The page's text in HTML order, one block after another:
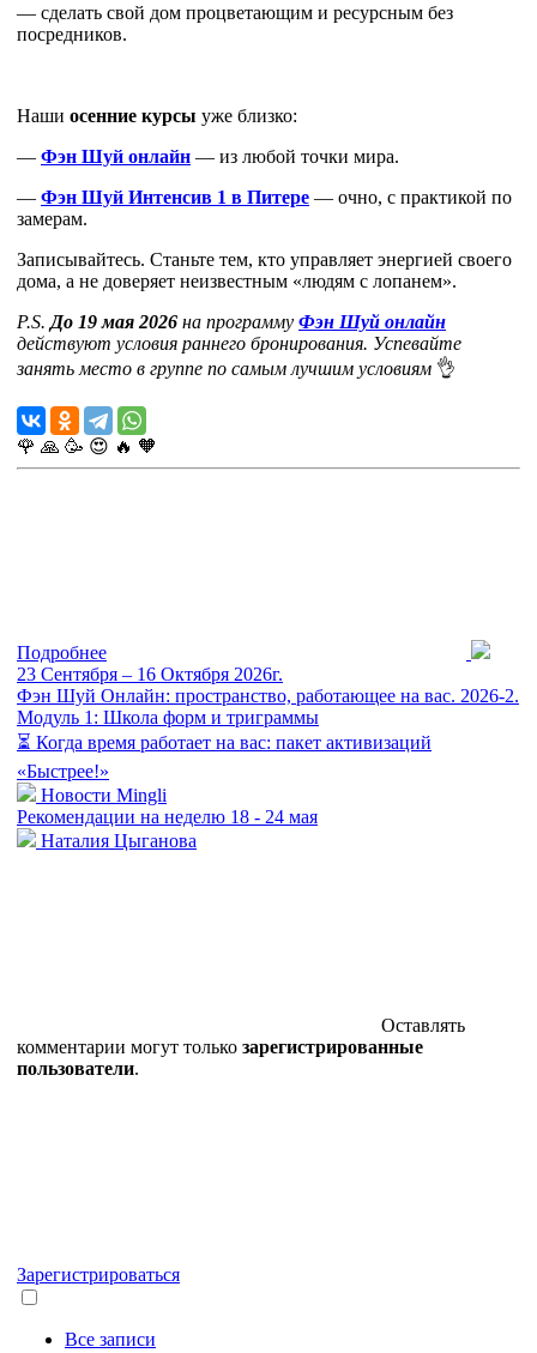
— сделать свой дом процветающим и ресурсным без
посредников.
Наши осенние курсы уже близко:
— Фэн Шуй онлайн — из любой точки мира.
— Фэн Шуй Интенсив 1 в Питере — очно, с практикой по
замерам.
Записывайтесь. Станьте тем, кто управляет энергией своего
дома, а не доверяет неизвестным «людям с лопанем».
P.S. До 19 мая 2026 на программу Фэн Шуй онлайн
действуют условия раннего бронирования. Успевайте
занять место в группе по самым лучшим условиям 👌
🌹 🙏 🥳 😍 🔥 🧡
Подробнее
23 Сентября – 16 Октября 2026г.
Фэн Шуй Онлайн: пространство, работающее на вас. 2026-2.
Модуль 1: Школа форм и триграммы
⏳ Когда время работает на вас: пакет активизаций
«Быстрее!»
Новости Mingli
Рекомендации на неделю 18 - 24 мая
Наталия Цыганова
Оставлять
комментарии могут только зарегистрированные
пользователи.
Зарегистрироваться
Все записи